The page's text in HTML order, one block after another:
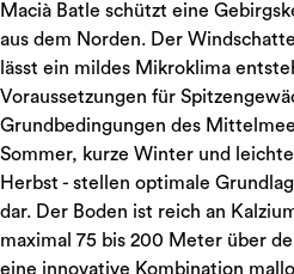
Macià Batle schützt eine
aus dem Norden. Der
lässt ein mildes Mikroklima
Voraussetzungen für
Grundbedingungen des
Sommer, kurze Winter und
Herbst - stellen optimale
dar. Der Boden ist reich an
maximal 75 bis 200 Meter über
eine innovative Kombination